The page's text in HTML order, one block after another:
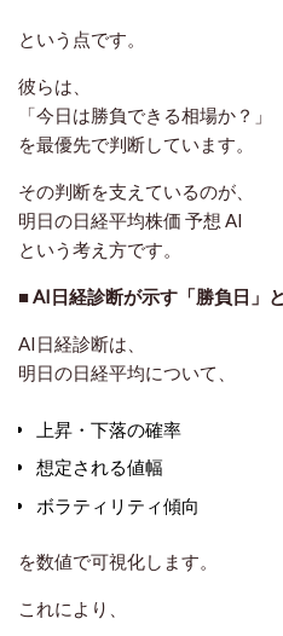
という点です。
彼らは、
「今日は勝負できる相場か？」
を最優先で判断しています。
その判断を支えているのが、
明日の日経平均株価 予想 AI
という考え方です。
■ AI日経診断が示す「勝負日」
AI日経診断は、
明日の日経平均について、
上昇・下落の確率
想定される値幅
ボラティリティ傾向
を数値で可視化します。
これにより、